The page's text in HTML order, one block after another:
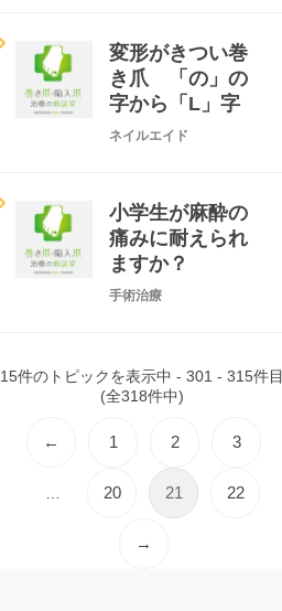
変形がきつい巻
き爪 「の」の
字から「L」字
ネイルエイド
小学生が麻酔の
痛みに耐えられ
ますか？
手術治療
15件のトピックを表示中 - 301 - 315件目
(全318件中)
← 1 2 3
20 21 22
→